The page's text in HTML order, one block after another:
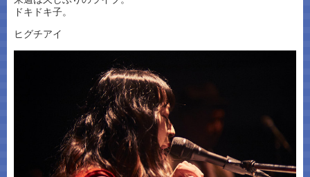
ドキドキ子。
ヒグチアイ